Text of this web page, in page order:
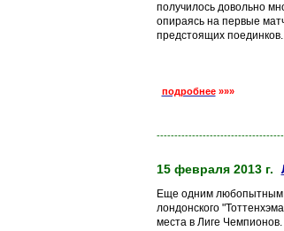
получилось довольно
опираясь на первые
предстоящих
подробнее »»»
15 февраля 2013 г.
Еще одним любопытным
лондонского
места в Лиге